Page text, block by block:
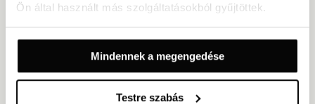
Ön által használt más szolgáltatásokból gyűjtöttek.
Mindennek a megengedése
Testre szabás
nyílt tengeri kilátással. A 27 m²-es, világos és stílusos térben lágy
felületek, letisztult vonalak és nyugodt hangulat teremtenek
valódi pihenést.
FEDEZZE FEL
ÉLVEZZE AJÁNLATAINKAT